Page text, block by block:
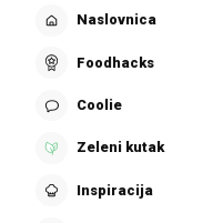
Naslovnica
Foodhacks
Coolie
Zeleni kutak
Inspiracija